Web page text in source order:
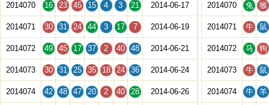
2014070 16 23 45 15 4 3 21 2014-06-17
2014071 30 31 24 44 3 17 7 2014-06-19
2014072 49 45 17 37 2 40 48 2014-06-21
2014073 30 31 25 35 18 24 36 2014-06-24
2014074 42 48 47 20 2 40 28 2014-06-26
2014070 兔 猴
2014071 牛 鼠
2014072 马 狗
2014073 牛 鼠
2014074 牛 羊